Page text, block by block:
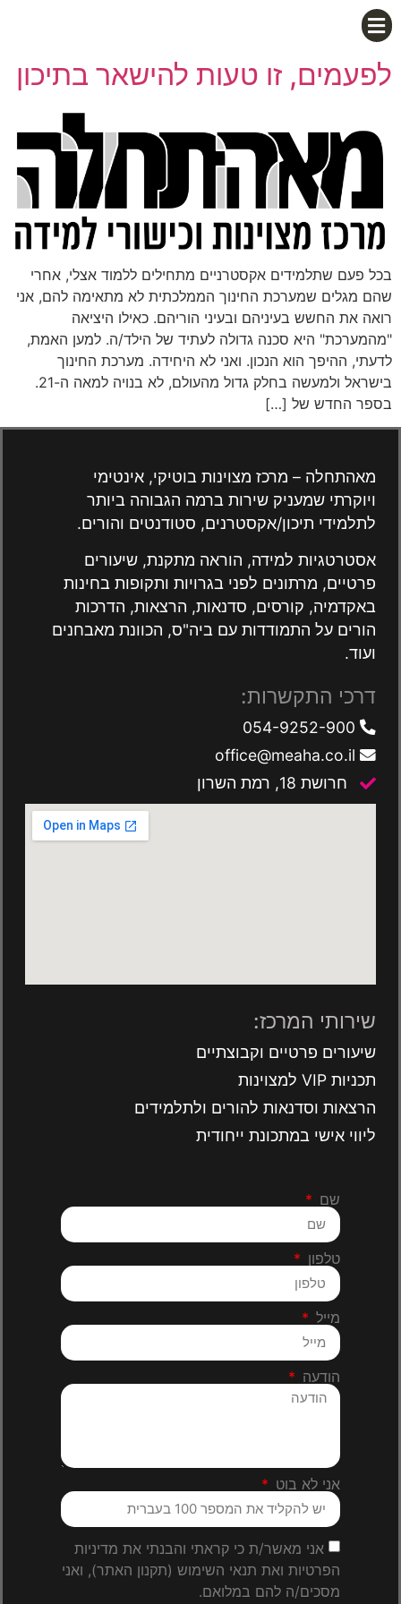
לפעמים, זו טעות להישאר בתיכון
בכל פעם שתלמידים אקסטרניים מתחילים ללמוד אצלי, אחרי
שהם מגלים שמערכת החינוך הממלכתית לא מתאימה להם, אני
רואה את החשש בעיניהם ובעיני הוריהם. כאילו היציאה
"מהמערכת" היא סכנה גדולה לעתיד של הילד/ה. למען האמת,
לדעתי, ההיפך הוא הנכון. ואני לא היחידה. מערכת החינוך
בישראל ולמעשה בחלק גדול מהעולם, לא בנויה למאה ה-21.
בספר החדש של […]
מאהתחלה – מרכז מצוינות בוטיקי, אינטימי
ויוקרתי שמעניק שירות ברמה הגבוהה ביותר
לתלמידי תיכון/אקסטרנים, סטודנטים והורים.
אסטרטגיות למידה, הוראה מתקנת, שיעורים
פרטיים, מרתונים לפני בגרויות ותקופות בחינות
באקדמיה, קורסים, סדנאות, הרצאות, הדרכות
הורים על התמודדות עם ביה"ס, הכוונת מאבחנים
ועוד.
דרכי התקשרות:
חרושת 18, רמת השרון
שירותי המרכז:
שיעורים פרטיים וקבוצתיים
תכניות VIP למצוינות
הרצאות וסדנאות להורים ולתלמידים
ליווי אישי במתכונת ייחודית
שם
טלפון
מייל
הודעה
אני לא בוט
אני מאשר/ת כי קראתי והבנתי את מדיניות
הפרטיות ואת תנאי השימוש (תקנון האתר), ואני
מסכים/ה להם במלואם.